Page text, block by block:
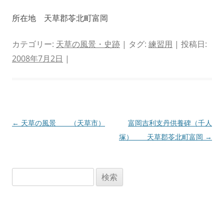
所在地 天草郡苓北町富岡
カテゴリー: 天草の風景・史跡 | タグ: 練習用 | 投稿日:
2008年7月2日 |
投
← 天草の風景 （天草市）
富岡吉利支丹供養碑（千人
塚） 天草郡苓北町富岡 →
索: